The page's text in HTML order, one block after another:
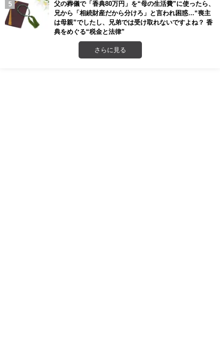
父の葬儀で「香典80万円」を“母の生活費”に使ったら、
兄から「相続財産だから分けろ」と言われ困惑…“喪主
は母親”でしたし、兄弟では受け取れないですよね？ 香
典をめぐる“税金と法律”
さらに見る